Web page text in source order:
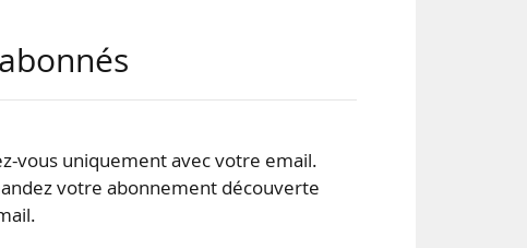
a été
vous uniquement avec votre email.
votre abonnement découverte